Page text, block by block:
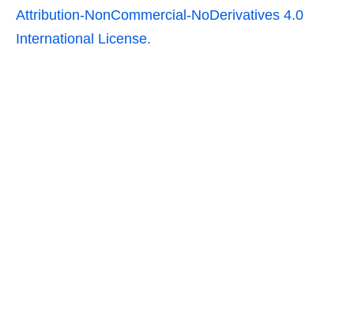
Attribution-NonCommercial-NoDerivatives 4.0
International License.